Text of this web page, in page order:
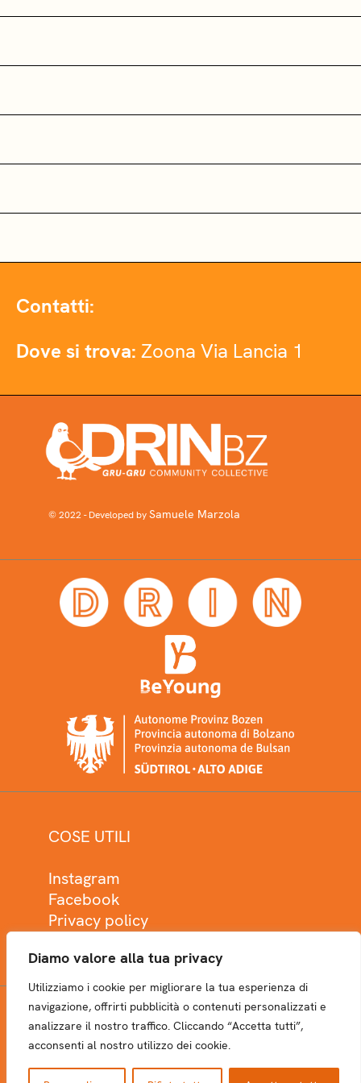
Diamo valore alla tua privacy
Utilizziamo i cookie per migliorare la tua esperienza di
navigazione, offrirti pubblicità o contenuti personalizzati e
analizzare il nostro traffico. Cliccando “Accetta tutti”,
acconsenti al nostro utilizzo dei cookie.
Contatti:
Dove si trova: Zoona Via Lancia 1
© 2022 - Developed bySamuele Marzola
COSE UTILI
Instagram
Facebook
Privacy policy
NEWSLETTER